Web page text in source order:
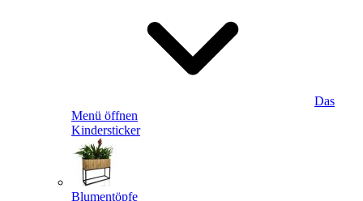
Das
Menü öffnen
Kindersticker
Blumentöpfe